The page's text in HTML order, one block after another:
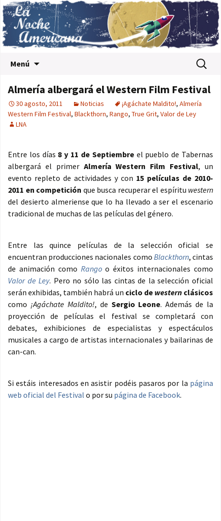
Menú Buscar:
Almería albergará el Western Film Festival
30 agosto, 2011 Noticias ¡Agáchate Maldito!, Almería
Western Film Festival, Blackthorn, Rango, True Grit, Valor de Ley
LNA
Entre los días 8 y 11 de Septiembreel pueblo de Tabernas
albergará el primer Almería Western Film Festival, un
evento repleto de actividades y con 15 películas de 2010-
2011 en competición que busca recuperar el espíritu western
del desierto almeriense que lo ha llevado a ser el escenario
tradicional de muchas de las películas del género.
Entre las quince películas de la selección oficial se
encuentran producciones nacionales como Blackthorn, cintas
de animación como Rango o éxitos internacionales como
Valor de Ley. Pero no sólo las cintas de la selección oficial
serán exhibidas, también habrá un ciclo de western clásicos
como ¡Agáchate Maldito!, de Sergio Leone. Además de la
proyección de películas el festival se completará con
debates, exhibiciones de especialistas y espectáculos
musicales a cargo de artistas internacionales y bailarinas de
can-can.
Si estáis interesados en asistir podéis pasaros por la página
web oficial del Festival o por su página de Facebook.